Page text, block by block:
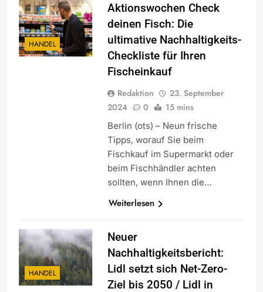
HANDEL
Aktionswochen Check
deinen Fisch: Die
ultimative Nachhaltigkeits-
Checkliste für Ihren
Fischeinkauf
Redaktion
23. September
2024
0 15 mins
Berlin (ots) – Neun frische
Tipps, worauf Sie beim
Fischkauf im Supermarkt oder
beim Fischhändler achten
sollten, wenn Ihnen die…
Weiterlesen
HANDEL
Neuer
Nachhaltigkeitsbericht:
Lidl setzt sich Net-Zero-
Ziel bis 2050 / Lidl in